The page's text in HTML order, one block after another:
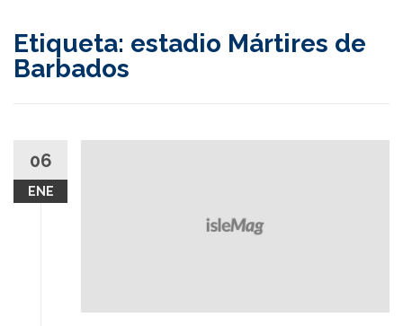
Etiqueta: estadio Mártires de
Barbados
06
ENE